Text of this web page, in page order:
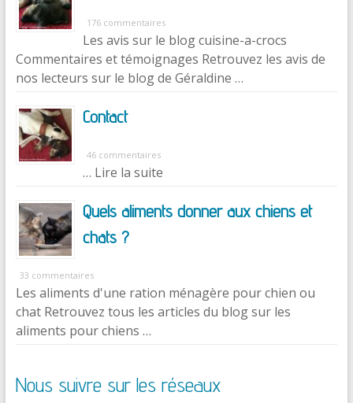
176 commentaires
Les avis sur le blog cuisine-a-crocs
Commentaires et témoignages Retrouvez les avis de
nos lecteurs sur le blog de Géraldine …
Contact
46 commentaires
… Lire la suite
Quels aliments donner aux chiens et
chats ?
33 commentaires
Les aliments d'une ration ménagère pour chien ou
chat Retrouvez tous les articles du blog sur les
aliments pour chiens …
Nous suivre sur les réseaux